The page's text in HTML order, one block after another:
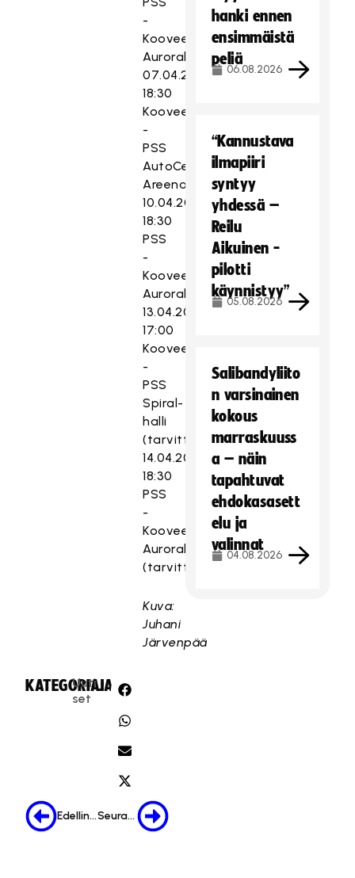
-
Koovee
Aurorahalli
07.04.2019
18:30
Koovee
-
PSS
AutoCenter
Areena
10.04.2019
18:30
PSS
-
Koovee
Aurorahalli
13.04.2019
17:00
Koovee
-
PSS
Spiral-
halli
(tarvittaessa)
14.04.2019
18:30
PSS
-
Koovee
Aurorahalli
(tarvittaessa)
Kuva:
Juhani
Järvenpää
KATEGORIA:
Uuti
set
JAA:
Edellinen Seuraava
hanki ennen
ensimmäistä
peliä
06.08.2026
“Kannustava
ilmapiiri
syntyy
yhdessä –
Reilu
Aikuinen -
pilotti
käynnistyy”
05.08.2026
Salibandyliito
n varsinainen
kokous
marraskuuss
a – näin
tapahtuvat
ehdokasasett
elu ja
valinnat
04.08.2026